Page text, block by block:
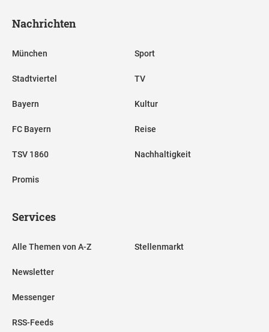
Nachrichten
München
Stadtviertel
Bayern
FC Bayern
TSV 1860
Promis
Sport
TV
Kultur
Reise
Nachhaltigkeit
Services
Alle Themen von A-Z
Newsletter
Messenger
RSS-Feeds
Stellenmarkt